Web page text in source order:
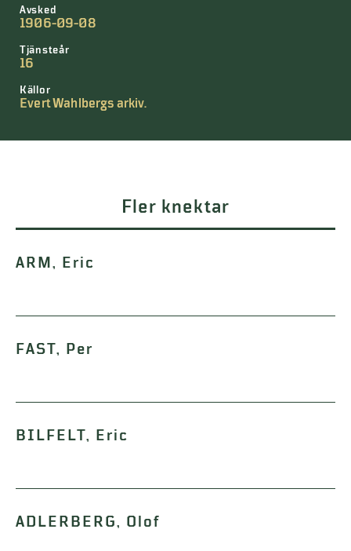
Avsked
1906-09-08
Tjänsteår
16
Källor
Evert Wahlbergs arkiv.
Fler knektar
ARM, Eric
FAST, Per
BILFELT, Eric
ADLERBERG, Olof